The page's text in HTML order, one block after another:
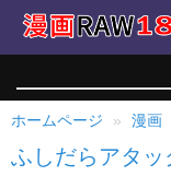
ホームページ 漫画
ふしだらアタッ